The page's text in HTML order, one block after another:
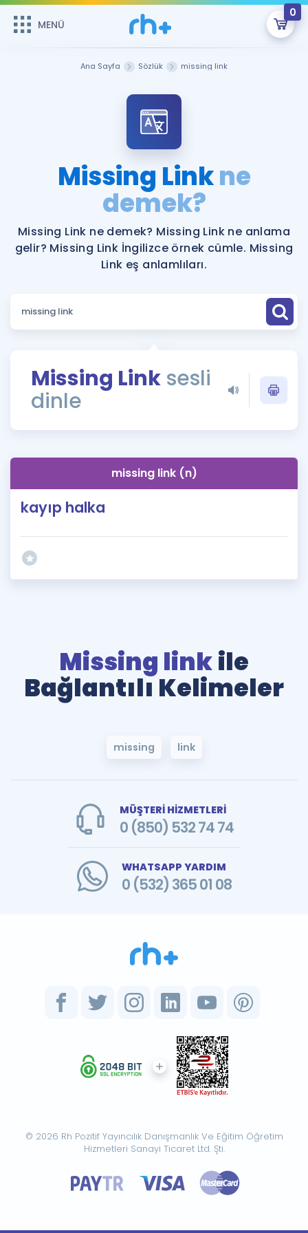
MENÜ
0
Şifremi Hatırlamıyorum
Sepetin Şu An Boş.
Remzi Hoca ile seni sınava hazırlayacak onlarca eğitim seni
bekliyor!
MENÜ
Katılımcı Görüşleri
Faydalı Araçlar
Ücretsiz Kaynaklar
Puan Hesaplama
ÖSYM Sınav Takvimi
Kampanyalar
İngilizce Gramer
İngilizce Gramer
Ana Sayfa Sözlük missing link
Missing Linkne
demek?
Missing Link ne demek? Missing Link ne anlama
gelir? Missing Link İngilizce örnek cümle. Missing
Link eş anlamlıları.
Missing Link sesli
dinle
missing link (n)
kayıp halka
Missing linkile
Bağlantılı Kelimeler
missing link
MÜŞTERİ HİZMETLERİ
0 (850) 532 74 74
WHATSAPP YARDIM
0 (532) 365 01 08
© 2026 Rh Pozitif Yayıncılık Danışmanlık Ve Eğitim Öğretim
Hizmetleri Sanayi Ticaret Ltd. Şti.